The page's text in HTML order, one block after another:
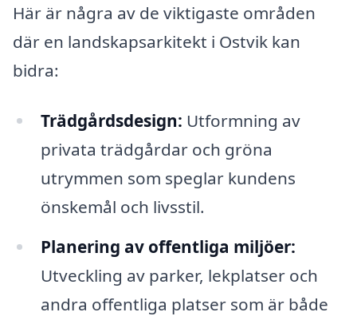
Här är några av de viktigaste områden
där en landskapsarkitekt i Ostvik kan
bidra:
Trädgårdsdesign: Utformning av
privata trädgårdar och gröna
utrymmen som speglar kundens
önskemål och livsstil.
Planering av offentliga miljöer:
Utveckling av parker, lekplatser och
andra offentliga platser som är både